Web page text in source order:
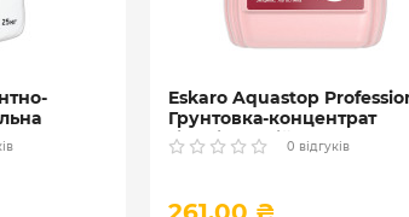
Eskaro Aquastop
Грунтовка-концентрат
гідроізоляційна, 1, 3 та 10 л
0 відгуків